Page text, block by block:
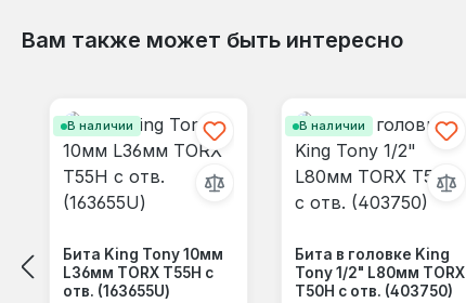
Вам также может быть интересно
В наличии
Бита King Tony 10мм
L36мм TORX T55H с
отв. (163655U)
В наличии
Бита в головке King
Tony 1/2" L80мм TORX
T50H с отв. (403750)